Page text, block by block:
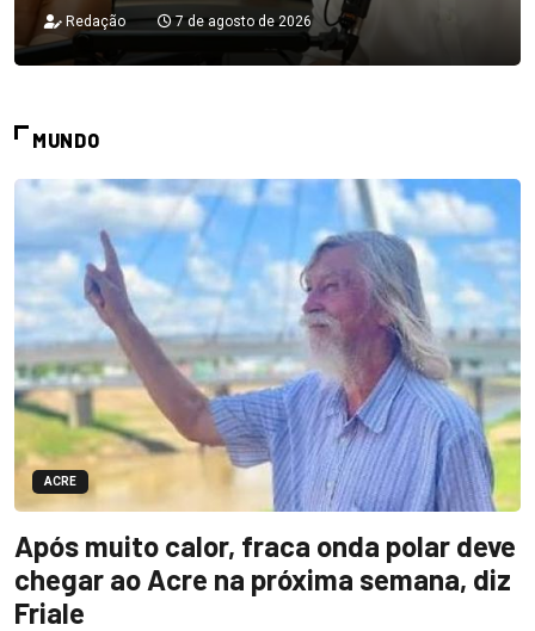
Redação 7 de agosto de 2026
MUNDO
ACRE
Após muito calor, fraca onda polar deve
chegar ao Acre na próxima semana, diz
Friale